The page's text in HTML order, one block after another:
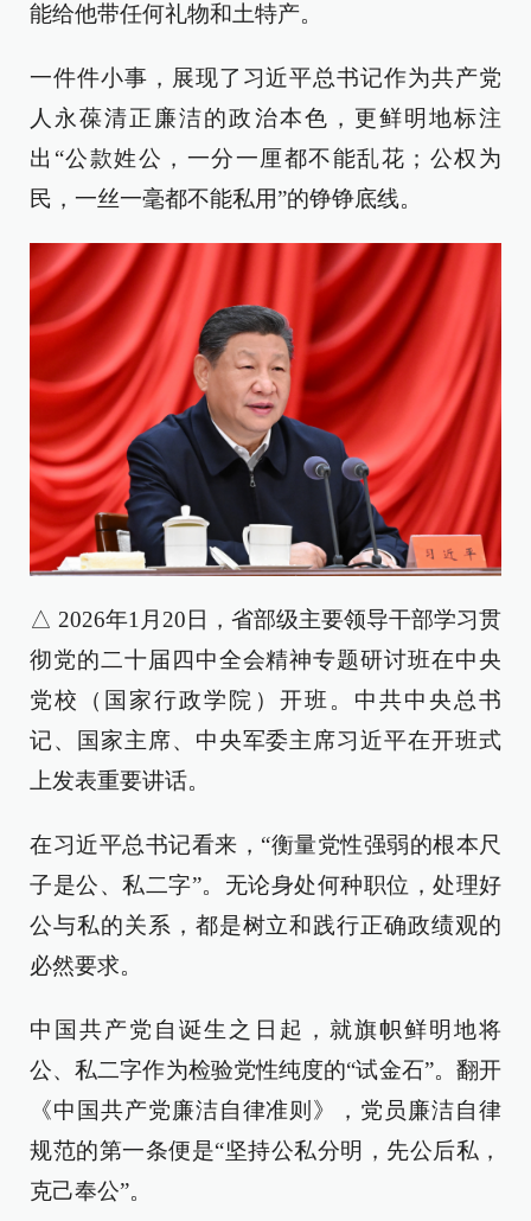
能给他带任何礼物和土特产。
一件件小事，展现了习近平总书记作为共产党
人永葆清正廉洁的政治本色，更鲜明地标注
出“公款姓公，一分一厘都不能乱花；公权为
民，一丝一毫都不能私用”的铮铮底线。
△ 2026年1月20日，省部级主要领导干部学习贯
彻党的二十届四中全会精神专题研讨班在中央
党校（国家行政学院）开班。中共中央总书
记、国家主席、中央军委主席习近平在开班式
上发表重要讲话。
在习近平总书记看来，“衡量党性强弱的根本尺
子是公、私二字”。无论身处何种职位，处理好
公与私的关系，都是树立和践行正确政绩观的
必然要求。
中国共产党自诞生之日起，就旗帜鲜明地将
公、私二字作为检验党性纯度的“试金石”。翻开
《中国共产党廉洁自律准则》，党员廉洁自律
规范的第一条便是“坚持公私分明，先公后私，
克己奉公”。